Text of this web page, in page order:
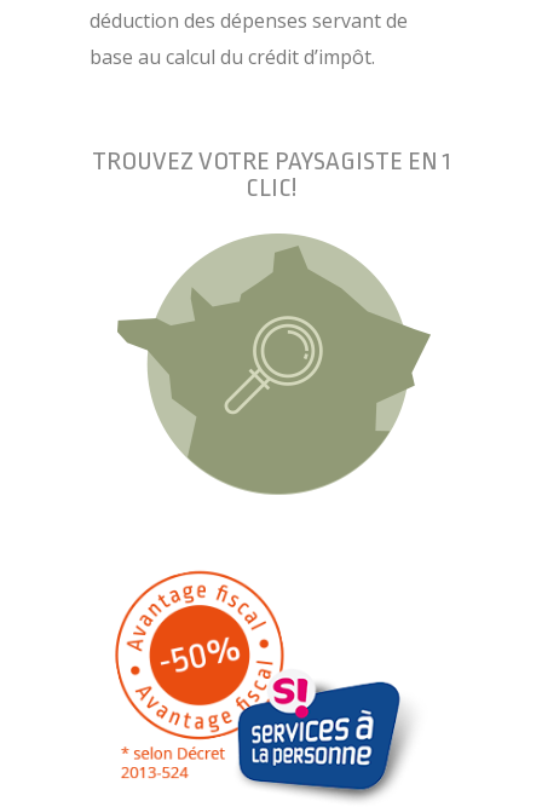
déduction des dépenses servant de
base au calcul du crédit d’impôt.
TROUVEZ VOTRE PAYSAGISTE EN 1
CLIC!